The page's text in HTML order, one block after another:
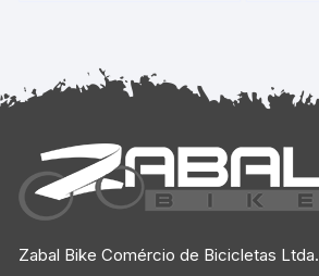
Zabal Bike Comércio de Bicicletas Ltda.